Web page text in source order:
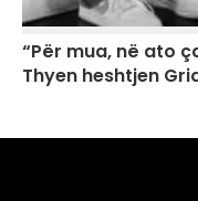
“Për mua, në ato
Thyen heshtjen